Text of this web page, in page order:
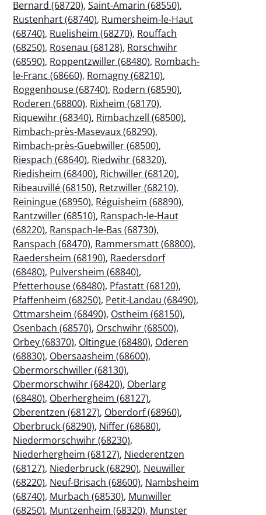
Bernard (68720), Saint-Amarin (68550),
Rustenhart (68740), Rumersheim-le-Haut
(68740), Ruelisheim (68270), Rouffach
(68250), Rosenau (68128), Rorschwihr
(68590), Roppentzwiller (68480), Rombach-
le-Franc (68660), Romagny (68210),
Roggenhouse (68740), Rodern (68590),
Roderen (68800), Rixheim (68170),
Riquewihr (68340), Rimbachzell (68500),
Rimbach-près-Masevaux (68290),
Rimbach-près-Guebwiller (68500),
Riespach (68640), Riedwihr (68320),
Riedisheim (68400), Richwiller (68120),
Ribeauvillé (68150), Retzwiller (68210),
Reiningue (68950), Réguisheim (68890),
Rantzwiller (68510), Ranspach-le-Haut
(68220), Ranspach-le-Bas (68730),
Ranspach (68470), Rammersmatt (68800),
Raedersheim (68190), Raedersdorf
(68480), Pulversheim (68840),
Pfetterhouse (68480), Pfastatt (68120),
Pfaffenheim (68250), Petit-Landau (68490),
Ottmarsheim (68490), Ostheim (68150),
Osenbach (68570), Orschwihr (68500),
Orbey (68370), Oltingue (68480), Oderen
(68830), Obersaasheim (68600),
Obermorschwiller (68130),
Obermorschwihr (68420), Oberlarg
(68480), Oberhergheim (68127),
Oberentzen (68127), Oberdorf (68960),
Oberbruck (68290), Niffer (68680),
Niedermorschwihr (68230),
Niederhergheim (68127), Niederentzen
(68127), Niederbruck (68290), Neuwiller
(68220), Neuf-Brisach (68600), Nambsheim
(68740), Murbach (68530), Munwiller
(68250), Muntzenheim (68320), Munster